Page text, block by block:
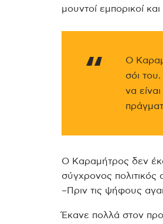
μουντοί εμπορικοί
Ο
σόι
να
Ο Καραμήτρος δεν
σύγχρονος πολιτικός
–Πριν τις ψήφους
Έκανε πολλά στον